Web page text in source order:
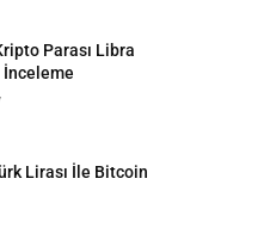
Parası Libra
İnceleme
Lirası İle Bitcoin